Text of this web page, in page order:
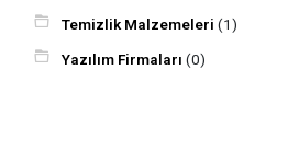
Temizlik Malzemeleri(1)
Yazılım Firmaları(0)